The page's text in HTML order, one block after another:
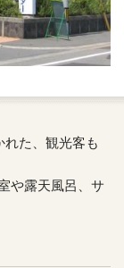
た、観光客も
や露天風呂、サ